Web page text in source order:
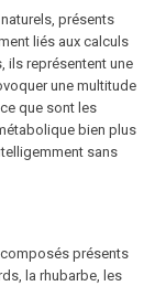
présents
liés aux calculs
ils représentent une
une multitude
que sont les
bien plus
sans
présents
la rhubarbe, les